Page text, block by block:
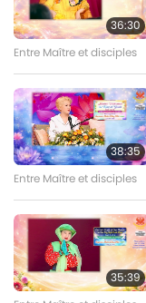
Entre Maître et disciples
11
Entre Maître et disciples
12
Entre Maître et disciples
36:30
Entre Maître et disciples
38:35
Entre Maître et disciples
35:39